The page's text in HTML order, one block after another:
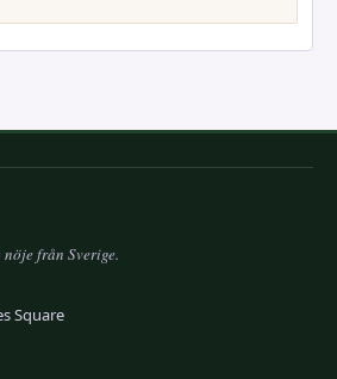
från Sverige.
Square